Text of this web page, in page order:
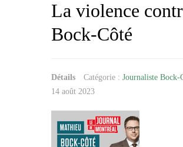
La violence
Bock-Côté
Détails Catégorie : Journaliste Bock-
14 août 2023